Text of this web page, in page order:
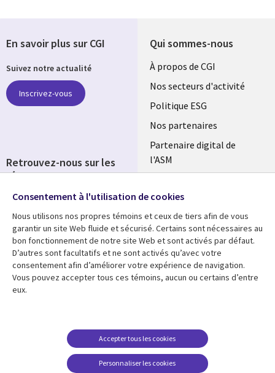
Qui sommes-nous
Useful
links
FRANCE
À propos de CGI
Nos secteurs d'activité
Politique ESG
Nos partenaires
Partenaire digital de
l'ASM
Fusions
Ressources
Library
Links
Articles
Blog
Support
Legal
Accessibilité
conditions juridiques
FAQ Carrières
Centre de gestion des
En savoir plus sur CGI
Suivez notre actualité
Inscrivez-vous
Retrouvez-nous sur les
réseaux
Social
Media
FRANCE
Consentement à l'utilisation de cookies
Nous utilisons nos propres témoins et ceux de tiers afin de vous
garantir un site Web fluide et sécurisé. Certains sont nécessaires au
bon fonctionnement de notre site Web et sont activés par défaut.
D’autres sont facultatifs et ne sont activés qu’avec votre
consentement afin d’améliorer votre expérience de navigation.
Vous pouvez accepter tous ces témoins, aucun ou certains d’entre
eux.
Personnaliser les cookies
Accepter tous les cookies